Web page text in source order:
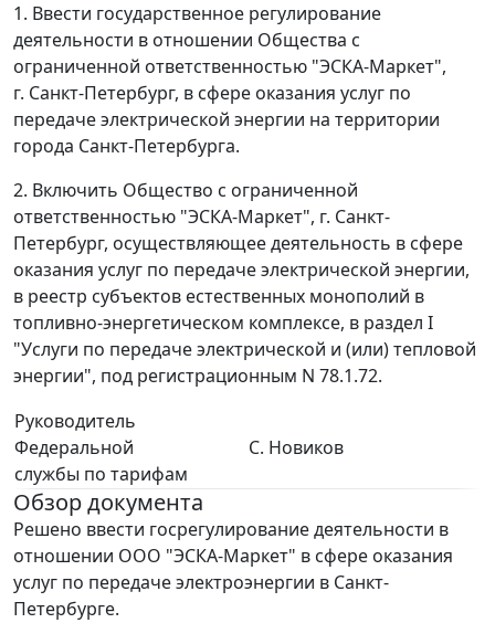
1. Ввести государственное регулирование
деятельности в отношении Общества с
ограниченной ответственностью "ЭСКА-Маркет",
г. Санкт-Петербург, в сфере оказания услуг по
передаче электрической энергии на территории
города Санкт-Петербурга.
2. Включить Общество с ограниченной
ответственностью "ЭСКА-Маркет", г. Санкт-
Петербург, осуществляющее деятельность в сфере
оказания услуг по передаче электрической энергии,
в реестр субъектов естественных монополий в
топливно-энергетическом комплексе, в раздел I
"Услуги по передаче электрической и (или) тепловой
энергии", под регистрационным N 78.1.72.
Руководитель
Федеральной
службы по тарифам
С. Новиков
Обзор документа
Решено ввести госрегулирование деятельности в
отношении ООО "ЭСКА-Маркет" в сфере оказания
услуг по передаче электроэнергии в Санкт-
Петербурге.